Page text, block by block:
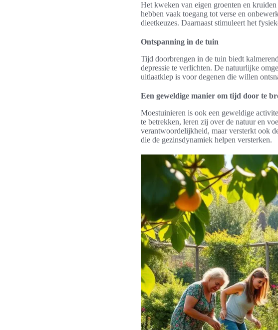
Het kweken van eigen groenten en kruiden
hebben vaak toegang tot verse en
dieetkeuzes. Daarnaast stimuleert het
Ontspanning in de tuin
Tijd doorbrengen in de tuin biedt
depressie te verlichten. De natuurlijke
uitlaatklep is voor degenen die willen
Een geweldige manier om tijd door te
Moestuinieren is ook een geweldige
te betrekken, leren zij over de natuur en
verantwoordelijkheid, maar versterkt ook
die de gezinsdynamiek helpen versterken.